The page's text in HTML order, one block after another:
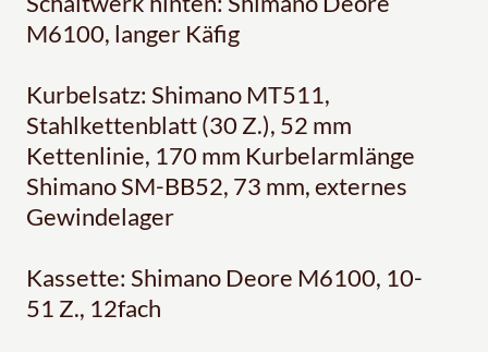
M6100, langer Käfig
Kurbelsatz: Shimano MT511,
Stahlkettenblatt (30 Z.), 52 mm
Kettenlinie, 170 mm Kurbelarmlänge
Shimano SM-BB52, 73 mm, externes
Gewindelager
Kassette: Shimano Deore M6100, 10-
51 Z., 12fach